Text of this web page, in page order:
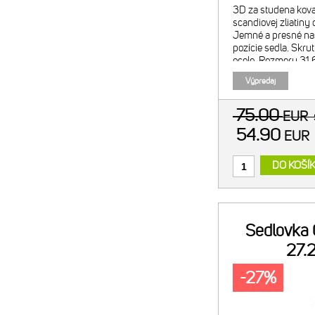
3D za studena
scandiovej zliatiny
Jemné a presné
pozície sedla.
ocele. Rozmery
odsadenie zámku
Výpredaj
75.00EUR
54.90 EUR
DO
Sedlovka
-27%